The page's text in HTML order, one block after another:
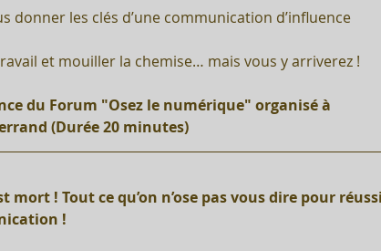
donner les clés d’une communication d’influence
et mouiller la chemise… mais vous y arriverez !
du Forum "Osez le numérique" organisé à
(Durée 20 minutes)
mort ! Tout ce qu’on n’ose pas vous dire pour
!